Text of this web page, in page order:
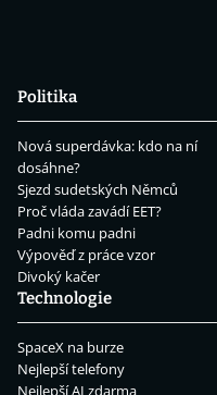
Politika
Nová superdávka: kdo na ní
dosáhne?
Sjezd sudetských Němců
Proč vláda zavádí EET?
Padni komu padni
Výpověď z práce vzor
Divoký kačer
Technologie
SpaceX na burze
Nejlepší telefony
Nejlepší AI zdarma